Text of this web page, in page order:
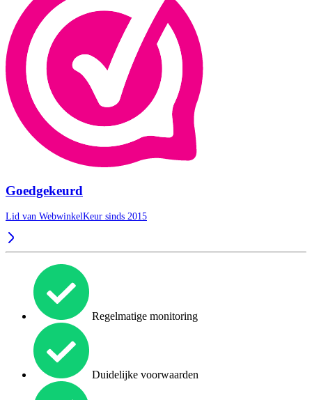
Goedgekeurd
Lid van WebwinkelKeur sinds 2015
Regelmatige monitoring
Duidelijke voorwaarden